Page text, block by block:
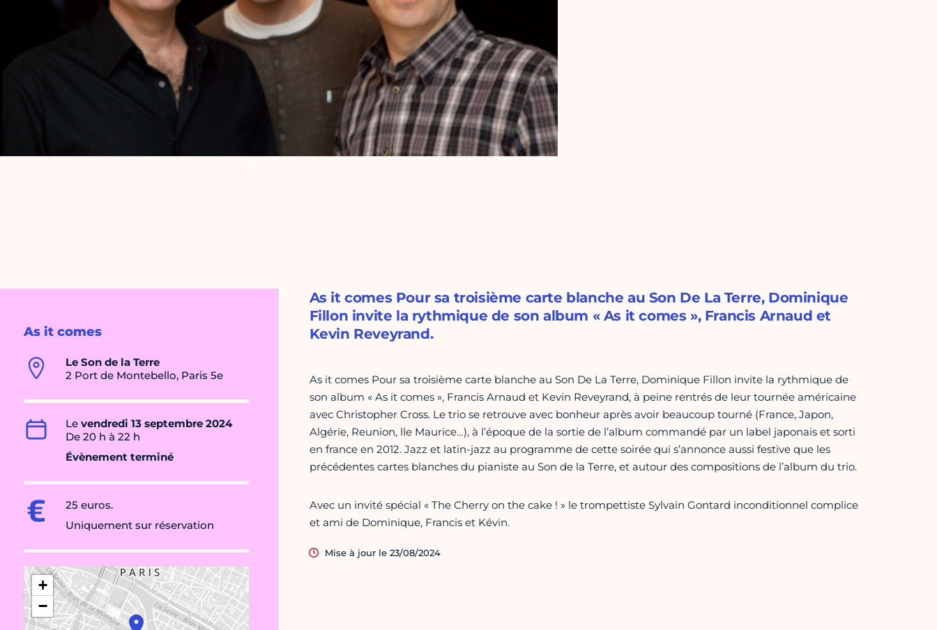
As it comes
Le Son de la Terre
2 Port de Montebello, Paris 5e
Le vendredi 13 septembre 2024
De 20 h à 22 h
Évènement terminé
25 euros.
Uniquement sur réservation
+
−
As it comes Pour sa troisième carte blanche au Son De La Terre, Dominique
Fillon invite la rythmique de son album « As it comes », Francis Arnaud et
Kevin Reveyrand.
As it comes Pour sa troisième carte blanche au Son De La Terre, Dominique Fillon invite la rythmique de
son album « As it comes », Francis Arnaud et Kevin Reveyrand, à peine rentrés de leur tournée américaine
avec Christopher Cross. Le trio se retrouve avec bonheur après avoir beaucoup tourné (France, Japon,
Algérie, Reunion, lle Maurice…), à l’époque de la sortie de l’album commandé par un label japonais et sorti
en france en 2012. Jazz et latin-jazz au programme de cette soirée qui s’annonce aussi festive que les
précédentes cartes blanches du pianiste au Son de la Terre, et autour des compositions de l’album du trio.
Avec un invité spécial « The Cherry on the cake ! » le trompettiste Sylvain Gontard inconditionnel complice
et ami de Dominique, Francis et Kévin.
Mise à jour le 23/08/2024